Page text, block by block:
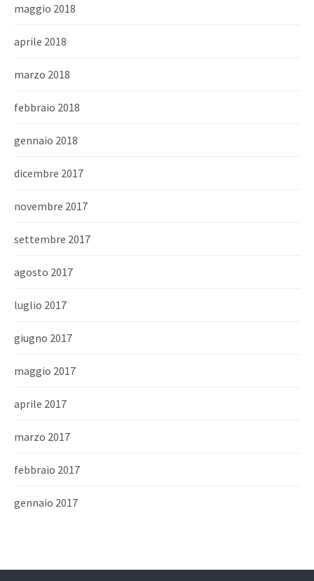
maggio 2018
aprile 2018
marzo 2018
febbraio 2018
gennaio 2018
dicembre 2017
novembre 2017
settembre 2017
agosto 2017
luglio 2017
giugno 2017
maggio 2017
aprile 2017
marzo 2017
febbraio 2017
gennaio 2017